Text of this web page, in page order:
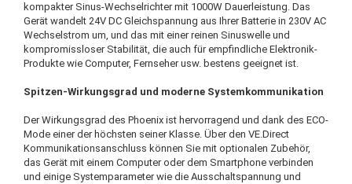
kompakter Sinus-Wechselrichter mit 1000W Dauerleistung. Das
Gerät wandelt 24V DC Gleichspannung aus Ihrer Batterie in 230V AC
Wechselstrom um, und das mit einer reinen Sinuswelle und
kompromissloser Stabilität, die auch für empfindliche Elektronik-
Produkte wie Computer, Fernseher usw. bestens geeignet ist.
Spitzen-Wirkungsgrad und moderne Systemkommunikation
Der Wirkungsgrad des Phoenix ist hervorragend und dank des ECO-
Mode einer der höchsten seiner Klasse. Über den VE.Direct
Kommunikationsanschluss können Sie mit optionalen Zubehör,
das Gerät mit einem Computer oder dem Smartphone verbinden
und einige Systemparameter wie die Ausschaltspannung und